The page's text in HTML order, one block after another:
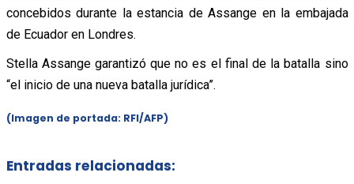
concebidos durante la estancia de Assange en la embajada
de Ecuador en Londres.
Stella Assange garantizó que no es el final de la batalla sino
“el inicio de una nueva batalla jurídica”.
(Imagen de portada: RFI/AFP)
Entradas relacionadas: